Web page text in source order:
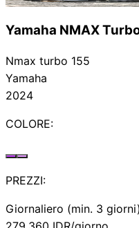
Yamaha NMAX
Nmax turbo 155
Yamaha
2024
COLORE:
PREZZI:
Giornaliero (min. 3 giorni)